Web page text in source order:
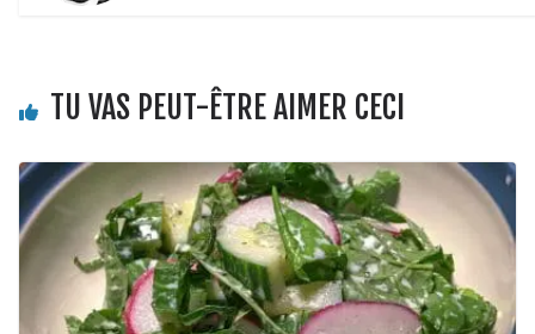
TU VAS PEUT-ÊTRE AIMER CECI